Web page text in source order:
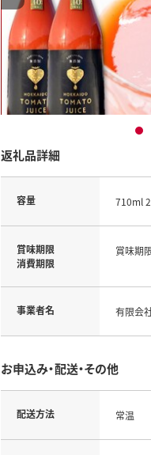
1
返礼品詳細
容量 710ml
賞味期限
消費期限
賞味期
事業者名 有限会
お申込み・配送・その他
配送方法 常温